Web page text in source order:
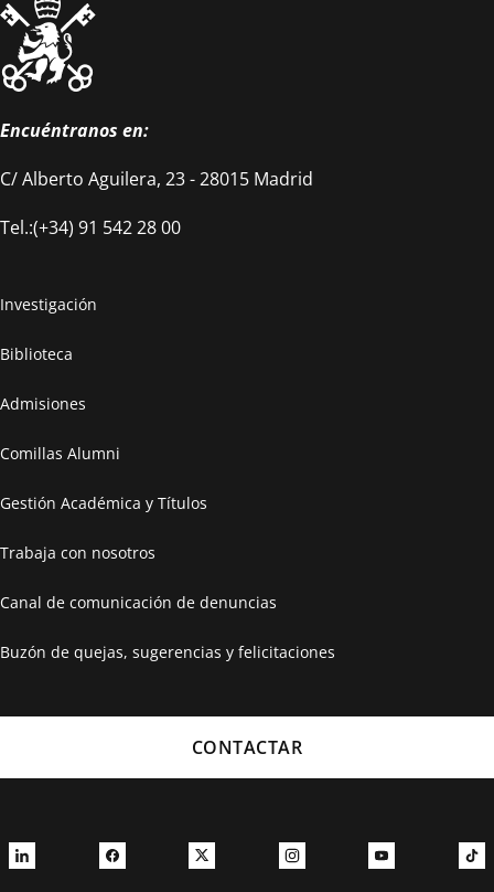
Encuéntranos en:
C/ Alberto Aguilera, 23 - 28015 Madrid
Tel.:(+34) 91 542 28 00
Investigación
Biblioteca
Admisiones
Comillas Alumni
Gestión Académica y Títulos
Trabaja con nosotros
Canal de comunicación de denuncias
Buzón de quejas, sugerencias y felicitaciones
CONTACTAR